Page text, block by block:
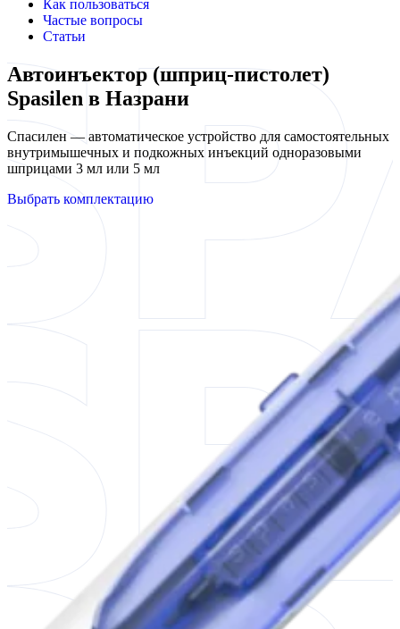
Как пользоваться
Частые вопросы
Статьи
Автоинъектор (шприц-пистолет)
Spasilen в Назрани
Спасилен — автоматическое устройство для самостоятельных
внутримышечных и подкожных инъекций одноразовыми
шприцами 3 мл или 5 мл
Выбрать комплектацию